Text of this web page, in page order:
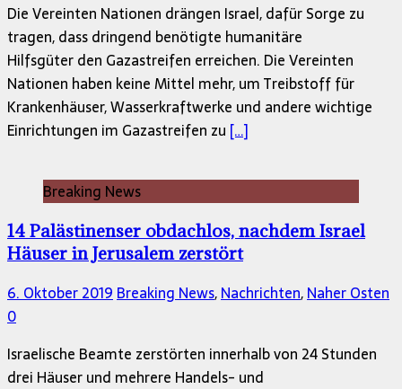
Die Vereinten Nationen drängen Israel, dafür Sorge zu
tragen, dass dringend benötigte humanitäre
Hilfsgüter den Gazastreifen erreichen. Die Vereinten
Nationen haben keine Mittel mehr, um Treibstoff für
Krankenhäuser, Wasserkraftwerke und andere wichtige
Einrichtungen im Gazastreifen zu […]
Breaking News
14 Palästinenser obdachlos, nachdem Israel
Häuser in Jerusalem zerstört
6. Oktober 2019 Breaking News,Nachrichten,Naher Osten
0
Israelische Beamte zerstörten innerhalb von 24 Stunden
drei Häuser und mehrere Handels- und